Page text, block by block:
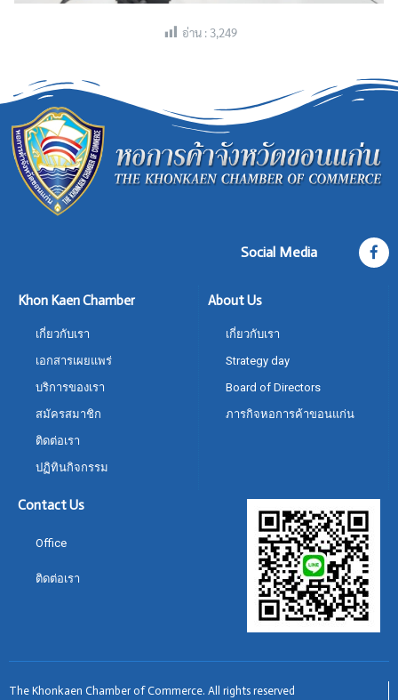
อ่าน : 3,249
Social Media
Khon Kaen Chamber
เกี่ยวกับเรา
เอกสารเผยแพร่
บริการของเรา
สมัครสมาชิก
ติดต่อเรา
ปฏิทินกิจกรรม
About Us
เกี่ยวกับเรา
Strategy day
Board of Directors
ภารกิจหอการค้าขอนแก่น
Contact Us
Office
ติดต่อเรา
The Khonkaen Chamber of Commerce. All rights reserved